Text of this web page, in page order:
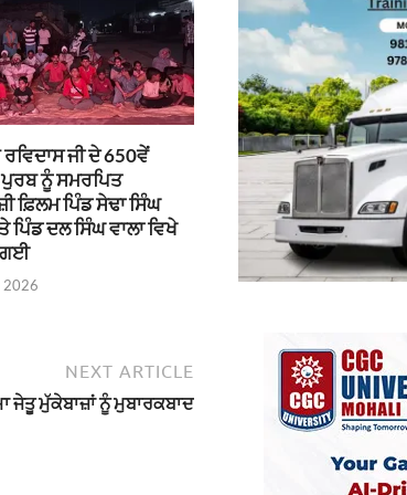
ਜੀ ਦੇ 650ਵੇਂ
ਨੂੰ ਸਮਰਪਿਤ
ਫ਼ਿਲਮ ਪਿੰਡ ਸੇਢਾ ਸਿੰਘ
ਪਿੰਡ ਦਲ ਸਿੰਘ ਵਾਲਾ ਵਿਖੇ
ਗਈ
2026
NEXT ARTICLE
ਜੇਤੂ ਮੁੱਕੇਬਾਜ਼ਾਂ ਨੂੰ ਮੁਬਾਰਕਬਾਦ